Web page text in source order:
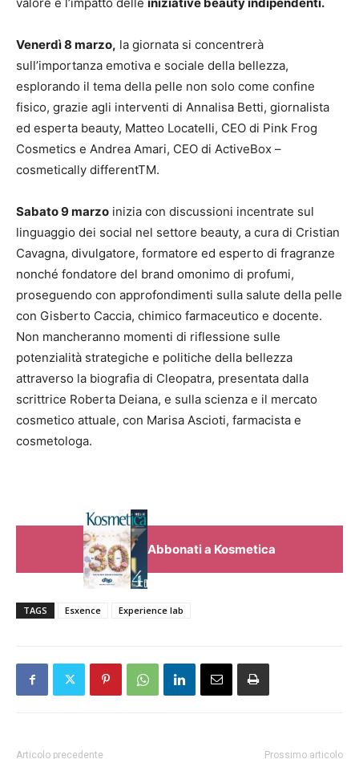
Venerdì 8 marzo, la giornata si concentrerà
sull’importanza emotiva e sociale della bellezza,
esplorando il tema della pelle non solo come confine
fisico, grazie agli interventi di Annalisa Betti, giornalista
ed esperta beauty, Matteo Locatelli, CEO di Pink Frog
Cosmetics e Andrea Amari, CEO di ActiveBox –
cosmetically differentTM.
Sabato 9 marzo inizia con discussioni incentrate sul
linguaggio dei social nel settore beauty, a cura di Cristian
Cavagna, divulgatore, formatore ed esperto di fragranze
nonché fondatore del brand omonimo di profumi,
proseguendo con approfondimenti sulla salute della pelle
con Gisberto Caccia, chimico farmaceutico e docente.
Non mancheranno momenti di riflessione sulle
potenzialità strategiche e politiche della bellezza
attraverso la biografia di Cleopatra, presentata dalla
scrittrice Roberta Deiana, e sulla scienza e il mercato
cosmetico attuale, con Marisa Ascioti, farmacista e
cosmetologa.
Abbonati a Kosmetica
TAGS Esxence Experience lab
Articolo precedente Prossimo articolo